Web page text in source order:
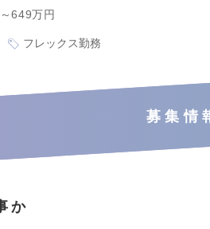
649万円
フレックス勤務
募集情
か